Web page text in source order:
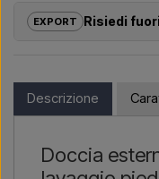
immobiliari con
dalla scelta del
grande? Contattaci –
EXPORT Risiedi
webshop. Puoi invece
consegna e, se
link all’articolo) e
riceverai un’offerta.
Descrizione
Doccia